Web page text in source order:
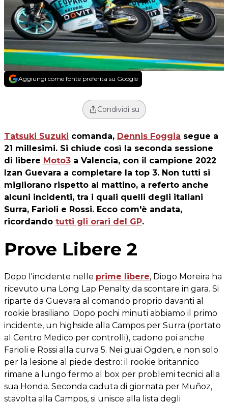
Aggiungi come fonte preferita su Google
Condividi su
Tatsuki Suzuki comanda, Dennis Foggia segue a
21 millesimi. Si chiude così la seconda sessione
di libere Moto3 a Valencia, con il campione 2022
Izan Guevara a completare la top 3. Non tutti si
migliorano rispetto al mattino, a referto anche
alcuni incidenti, tra i quali quelli degli italiani
Surra, Farioli e Rossi. Ecco com'è andata,
ricordando tutti gli orari del GP.
Prove Libere 2
Dopo l'incidente nelle prime libere, Diogo Moreira ha
ricevuto una Long Lap Penalty da scontare in gara. Si
riparte da Guevara al comando proprio davanti al
rookie brasiliano. Dopo pochi minuti abbiamo il primo
incidente, un highside alla Campos per Surra (portato
al Centro Medico per controlli), cadono poi anche
Farioli e Rossi alla curva 5. Nei guai Ogden, e non solo
per la lesione al piede destro: il rookie britannico
rimane a lungo fermo al box per problemi tecnici alla
sua Honda. Seconda caduta di giornata per Muñoz,
stavolta alla Campos, si unisce alla lista degli